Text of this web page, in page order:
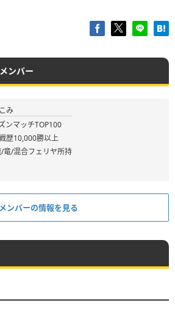
ンバー
み
ンマッチTOP100
歴10,000勝以上
竜/混合フェリヤ所持
メンバーの情報を見る